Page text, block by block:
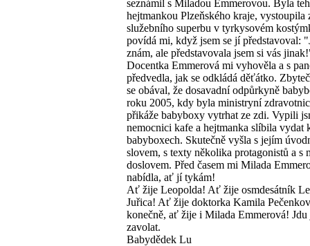
seznámil s Miladou Emmerovou. Byla
hejtmankou Plzeňského kraje, vystoupila
služebního superbu v tyrkysovém
povídá mi, když jsem se jí představoval:
znám, ale představovala jsem si vás
Docentka Emmerová mi vyhověla a s
předvedla, jak se odkládá děťátko.
se obával, že dosavadní odpůrkyně
roku 2005, kdy byla ministryní
přikáže babyboxy vytrhat ze zdi. Vypili
nemocnici kafe a hejtmanka slíbila vydat
babyboxech. Skutečně vyšla s jejím
slovem, s texty několika protagonistů a s
doslovem. Před časem mi Milada
nabídla, ať jí tykám!
Ať žije Leopolda! Ať žije osmdesátník
Juřica! Ať žije doktorka Kamila
konečně, ať žije i Milada Emmerová!
zavolat.
Babydědek Lu